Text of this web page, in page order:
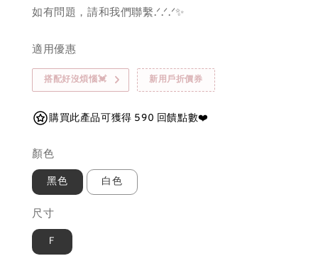
如有問題，請和我們聯繫.ᐟ.ᐟ.ᐟ✨
適用優惠
搭配好沒煩惱💓 新用戶折價券
購買此產品可獲得 590 回饋點數❤️
顏色
黑色 白色
尺寸
Ｆ